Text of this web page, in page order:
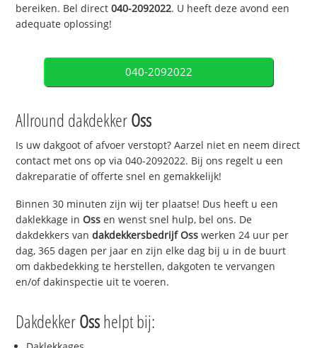
bereiken. Bel direct040-2092022. U heeft deze avond een
adequate oplossing!
040-2092022
Allround dakdekkerOss
Is uw dakgoot of afvoer verstopt? Aarzel niet en neem direct
contact met ons op via 040-2092022. Bij ons regelt u een
dakreparatie of offerte snel en gemakkelijk!
Binnen 30 minuten zijn wij ter plaatse! Dus heeft u een
daklekkage inOss en wenst snel hulp, bel ons. De
dakdekkers vandakdekkersbedrijfOss werken 24 uur per
dag, 365 dagen per jaar en zijn elke dag bij u in de buurt
om dakbedekking te herstellen, dakgoten te vervangen
en/of dakinspectie uit te voeren.
DakdekkerOsshelpt bij: